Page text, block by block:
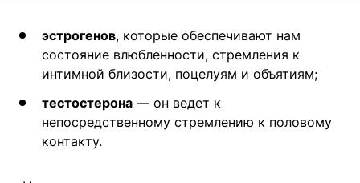
эстрогенов, которые обеспечивают нам
состояние влюбленности, стремления к
интимной близости, поцелуям и объятиям;
тестостерона — он ведет к
непосредственному стремлению к половому
контакту.